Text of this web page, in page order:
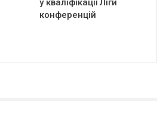
у кваліфікації Ліги
конференцій